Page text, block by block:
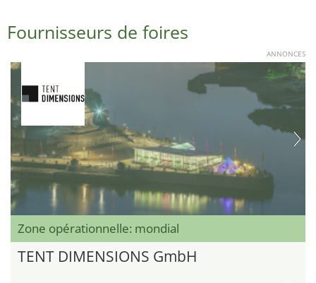
Fournisseurs de foires
ANNONCES
Zone opérationnelle: mondial
TENT DIMENSIONS GmbH